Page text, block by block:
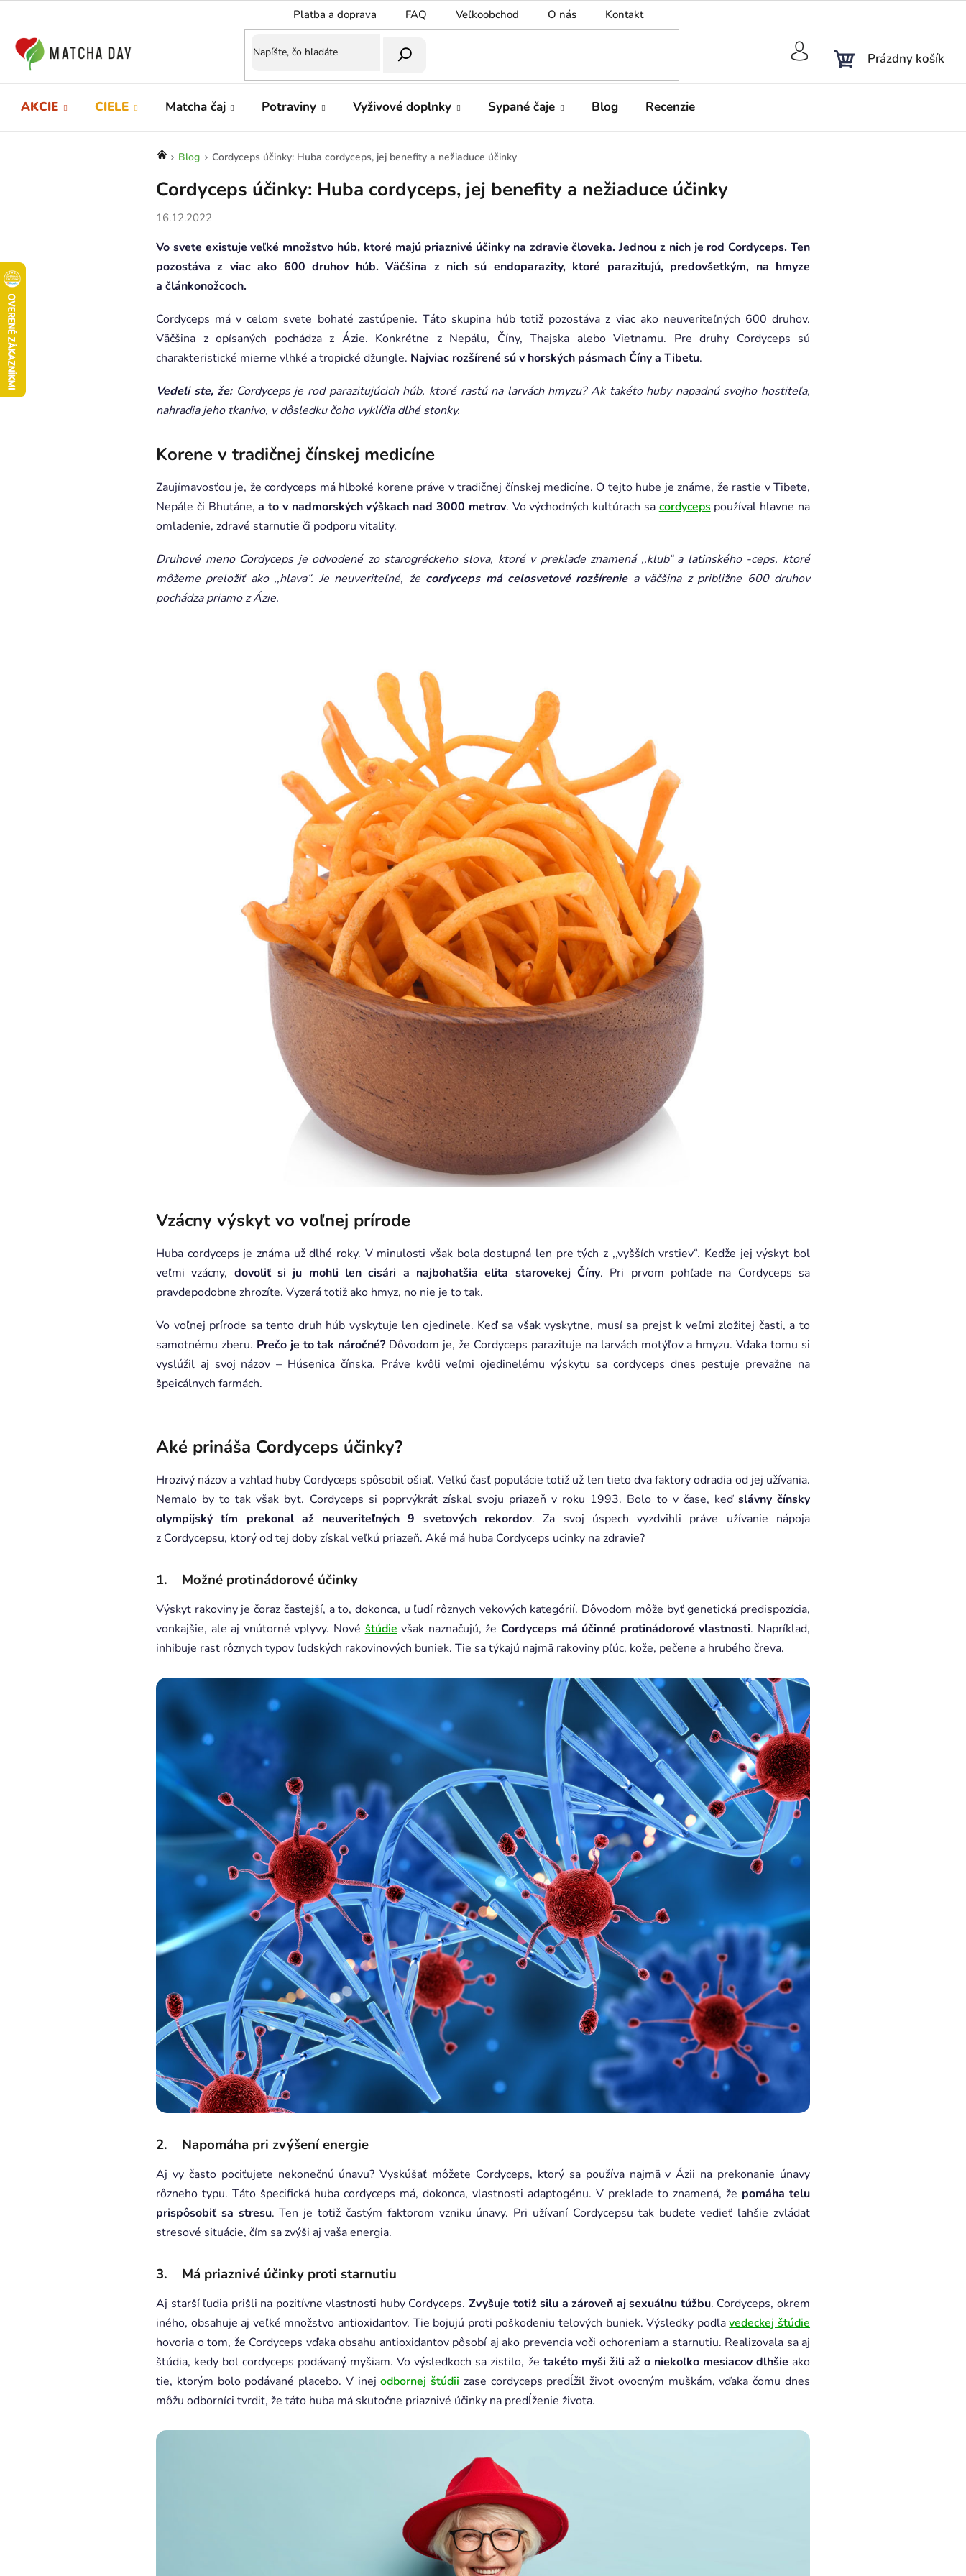
Platba a doprava FAQ Veľkoobchod O nás Kontakt
NÁKUPNÝ
Prázdny košík
AKCIE CIELE Matcha čaj Potraviny Vyživové doplnky Sypané čaje Blog Recenzie
Domov
Blog Cordyceps účinky: Huba cordyceps, jej benefity a nežiaduce účinky
Cordyceps účinky: Huba cordyceps, jej benefity a nežiaduce účinky
16.12.2022
Vo svete existuje veľké množstvo húb, ktoré majú priaznivé účinky na zdravie človeka. Jednou z nich je rod Cordyceps. Ten
pozostáva z viac ako 600 druhov húb. Väčšina z nich sú endoparazity, ktoré parazitujú, predovšetkým, na hmyze
a článkonožcoch.
Cordyceps má v celom svete bohaté zastúpenie. Táto skupina húb totiž pozostáva z viac ako neuveriteľných 600 druhov.
Väčšina z opísaných pochádza z Ázie. Konkrétne z Nepálu, Číny, Thajska alebo Vietnamu. Pre druhy Cordyceps sú
charakteristické mierne vlhké a tropické džungle. Najviac rozšírené sú v horských pásmach Číny a Tibetu.
Vedeli ste, že: Cordyceps je rod parazitujúcich húb, ktoré rastú na larvách hmyzu? Ak takéto huby napadnú svojho hostiteľa,
nahradia jeho tkanivo, v dôsledku čoho vyklíčia dlhé stonky.
Korene v tradičnej čínskej medicíne
Zaujímavosťou je, že cordyceps má hlboké korene práve v tradičnej čínskej medicíne. O tejto hube je známe, že rastie v Tibete,
Nepále či Bhutáne,a to v nadmorských výškach nad 3000 metrov. Vo východných kultúrach sa cordyceps používal hlavne na
omladenie, zdravé starnutie či podporu vitality.
Druhové meno Cordyceps je odvodené zo starogréckeho slova, ktoré v preklade znamená ,,klub“ a latinského -ceps, ktoré
môžeme preložiť ako ,,hlava“. Je neuveriteľné, že cordyceps má celosvetové rozšíreniea väčšina z približne 600 druhov
pochádza priamo z Ázie.
Vzácny výskyt vo voľnej prírode
Huba cordyceps je známa už dlhé roky. V minulosti však bola dostupná len pre tých z ,,vyšších vrstiev“. Keďže jej výskyt bol
veľmi vzácny, dovoliť si ju mohli len cisári a najbohatšia elita starovekej Číny. Pri prvom pohľade na Cordyceps sa
pravdepodobne zhrozíte. Vyzerá totiž ako hmyz, no nie je to tak.
Vo voľnej prírode sa tento druh húb vyskytuje len ojedinele. Keď sa však vyskytne, musí sa prejsť k veľmi zložitej časti, a to
samotnému zberu. Prečo je to tak náročné? Dôvodom je, že Cordyceps parazituje na larvách motýľov a hmyzu. Vďaka tomu si
vyslúžil aj svoj názov – Húsenica čínska. Práve kvôli veľmi ojedinelému výskytu sa cordyceps dnes pestuje prevažne na
špeicálnych farmách.
Aké prináša Cordyceps účinky?
Hrozivý názov a vzhľad huby Cordyceps spôsobil ošiaľ. Veľkú časť populácie totiž už len tieto dva faktory odradia od jej užívania.
Nemalo by to tak však byť. Cordyceps si poprvýkrát získal svoju priazeň v roku 1993. Bolo to v čase, keď slávny čínsky
olympijský tím prekonal až neuveriteľných 9 svetových rekordov. Za svoj úspech vyzdvihli práve užívanie nápoja
z Cordycepsu, ktorý od tej doby získal veľkú priazeň. Aké má huba Cordyceps ucinky na zdravie?
1. Možné protinádorové účinky
Výskyt rakoviny je čoraz častejší, a to, dokonca, u ľudí rôznych vekových kategórií. Dôvodom môže byť genetická predispozícia,
vonkajšie, ale aj vnútorné vplyvy. Nové štúdie však naznačujú, žeCordyceps má účinné protinádorové vlastnosti. Napríklad,
inhibuje rast rôznych typov ľudských rakovinových buniek. Tie sa týkajú najmä rakoviny pľúc, kože, pečene a hrubého čreva.
2. Napomáha pri zvýšení energie
Aj vy často pociťujete nekonečnú únavu? Vyskúšať môžete Cordyceps, ktorý sa používa najmä v Ázii na prekonanie únavy
rôzneho typu. Táto špecifická huba cordyceps má, dokonca, vlastnosti adaptogénu. V preklade to znamená, že pomáha telu
prispôsobiť sa stresu. Ten je totiž častým faktorom vzniku únavy. Pri užívaní Cordycepsu tak budete vedieť ľahšie zvládať
stresové situácie, čím sa zvýši aj vaša energia.
3. Má priaznivé účinky proti starnutiu
Aj starší ľudia prišli na pozitívne vlastnosti huby Cordyceps. Zvyšuje totiž silu a zároveň aj sexuálnu túžbu. Cordyceps, okrem
iného, obsahuje aj veľké množstvo antioxidantov. Tie bojujú proti poškodeniu telových buniek. Výsledky podľavedeckej štúdie
hovoria o tom, že Cordyceps vďaka obsahu antioxidantov pôsobí aj ako prevencia voči ochoreniam a starnutiu. Realizovala sa aj
štúdia, kedy bol cordyceps podávaný myšiam. Vo výsledkoch sa zistilo, že takéto myši žili až o niekoľko mesiacov dlhšie ako
tie, ktorým bolo podávané placebo. V inejodbornej štúdii zase cordyceps predĺžil život ovocným muškám, vďaka čomu dnes
môžu odborníci tvrdiť, že táto huba má skutočne priaznivé účinky na predĺženie života.